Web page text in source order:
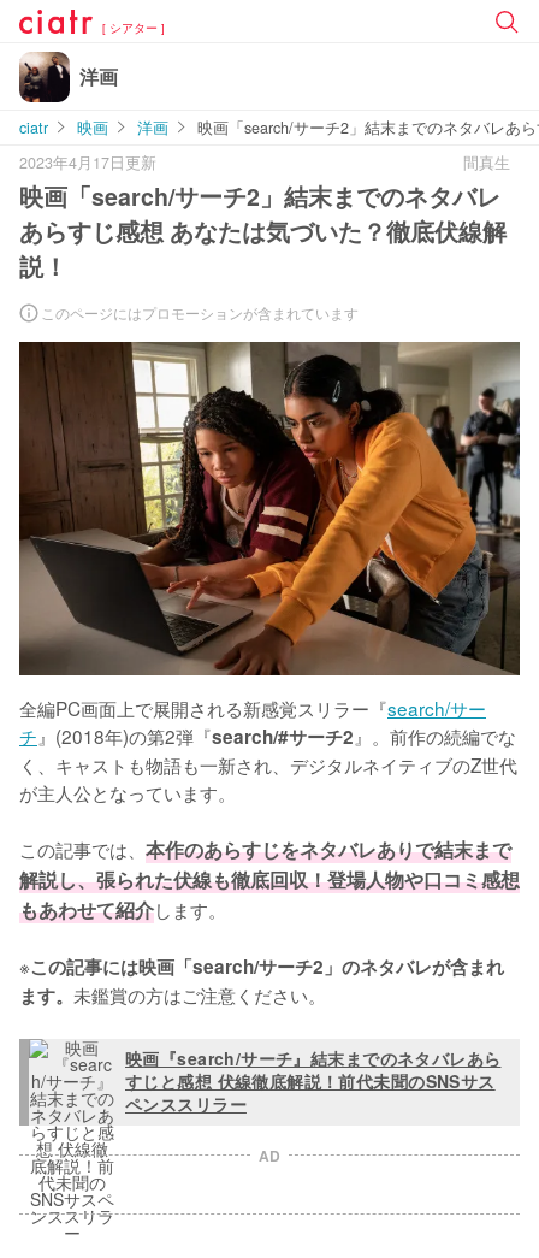
[ シアター ]
洋画
ciatr 映画 洋画
映画「search/サーチ2」結末までのネタバレあ
2023年4月17日更新
間真生
映画「search/サーチ2」結末までのネタバレ
あらすじ感想 あなたは気づいた？徹底伏線解
説！
このページにはプロモーションが含まれています
全編PC画面上で展開される新感覚スリラー『search/サー
チ 』(2018年)の第2弾『search/#サーチ2 』。前作の続編でな
く、キャストも物語も一新され、デジタルネイティブのZ世代
が主人公となっています。
この記事では、 本作のあらすじをネタバレありで結末まで
解説し、張られた伏線も徹底回収！登場人物や口コミ感想
もあわせて紹介します。
※この記事には映画「search/サーチ2」のネタバレが含まれ
ます。 未鑑賞の方はご注意ください。
映画『search/サーチ』結末までのネタバレあら
すじと感想 伏線徹底解説！前代未聞のSNSサス
ペンススリラー
AD